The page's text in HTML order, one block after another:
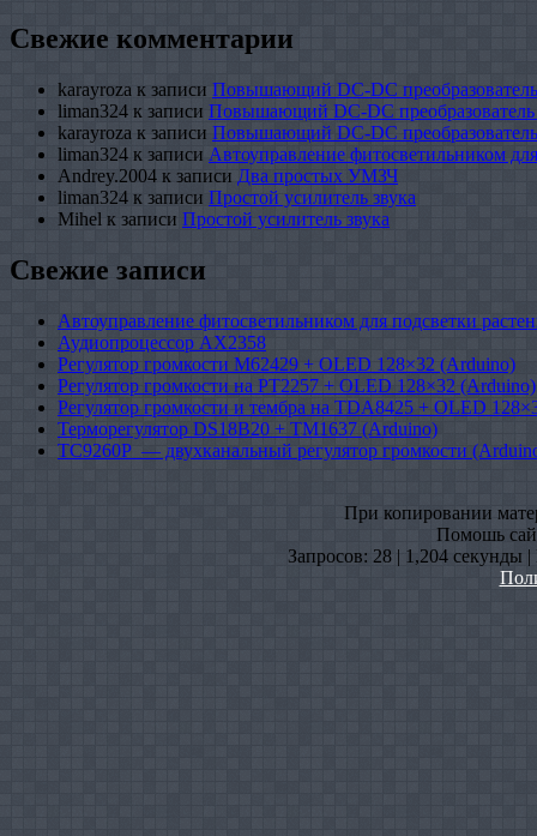
Свежие комментарии
karayroza к записи Повышающий DC-DC
liman324 к записи Повышающий DC-DC
karayroza к записи Повышающий DC-DC
liman324 к записи Автоуправление фитосветильником
Andrey.2004 к записи Два простых УМЗЧ
liman324 к записи Простой усилитель звука
Mihel к записи Простой усилитель звука
Свежие записи
Автоуправление фитосветильником для подсветки
Аудиопроцессор AX2358
Регулятор громкости M62429 + OLED 128×32 (Arduino)
Регулятор громкости на PT2257 + OLED 128×32 (Arduino)
Регулятор громкости и тембра на TDA8425 + OLED
Терморегулятор DS18B20 + TM1637 (Arduino)
TC9260P — двухканальный регулятор громкости
При копировании
Помошь
Запросов: 28 | 1,204 секунды